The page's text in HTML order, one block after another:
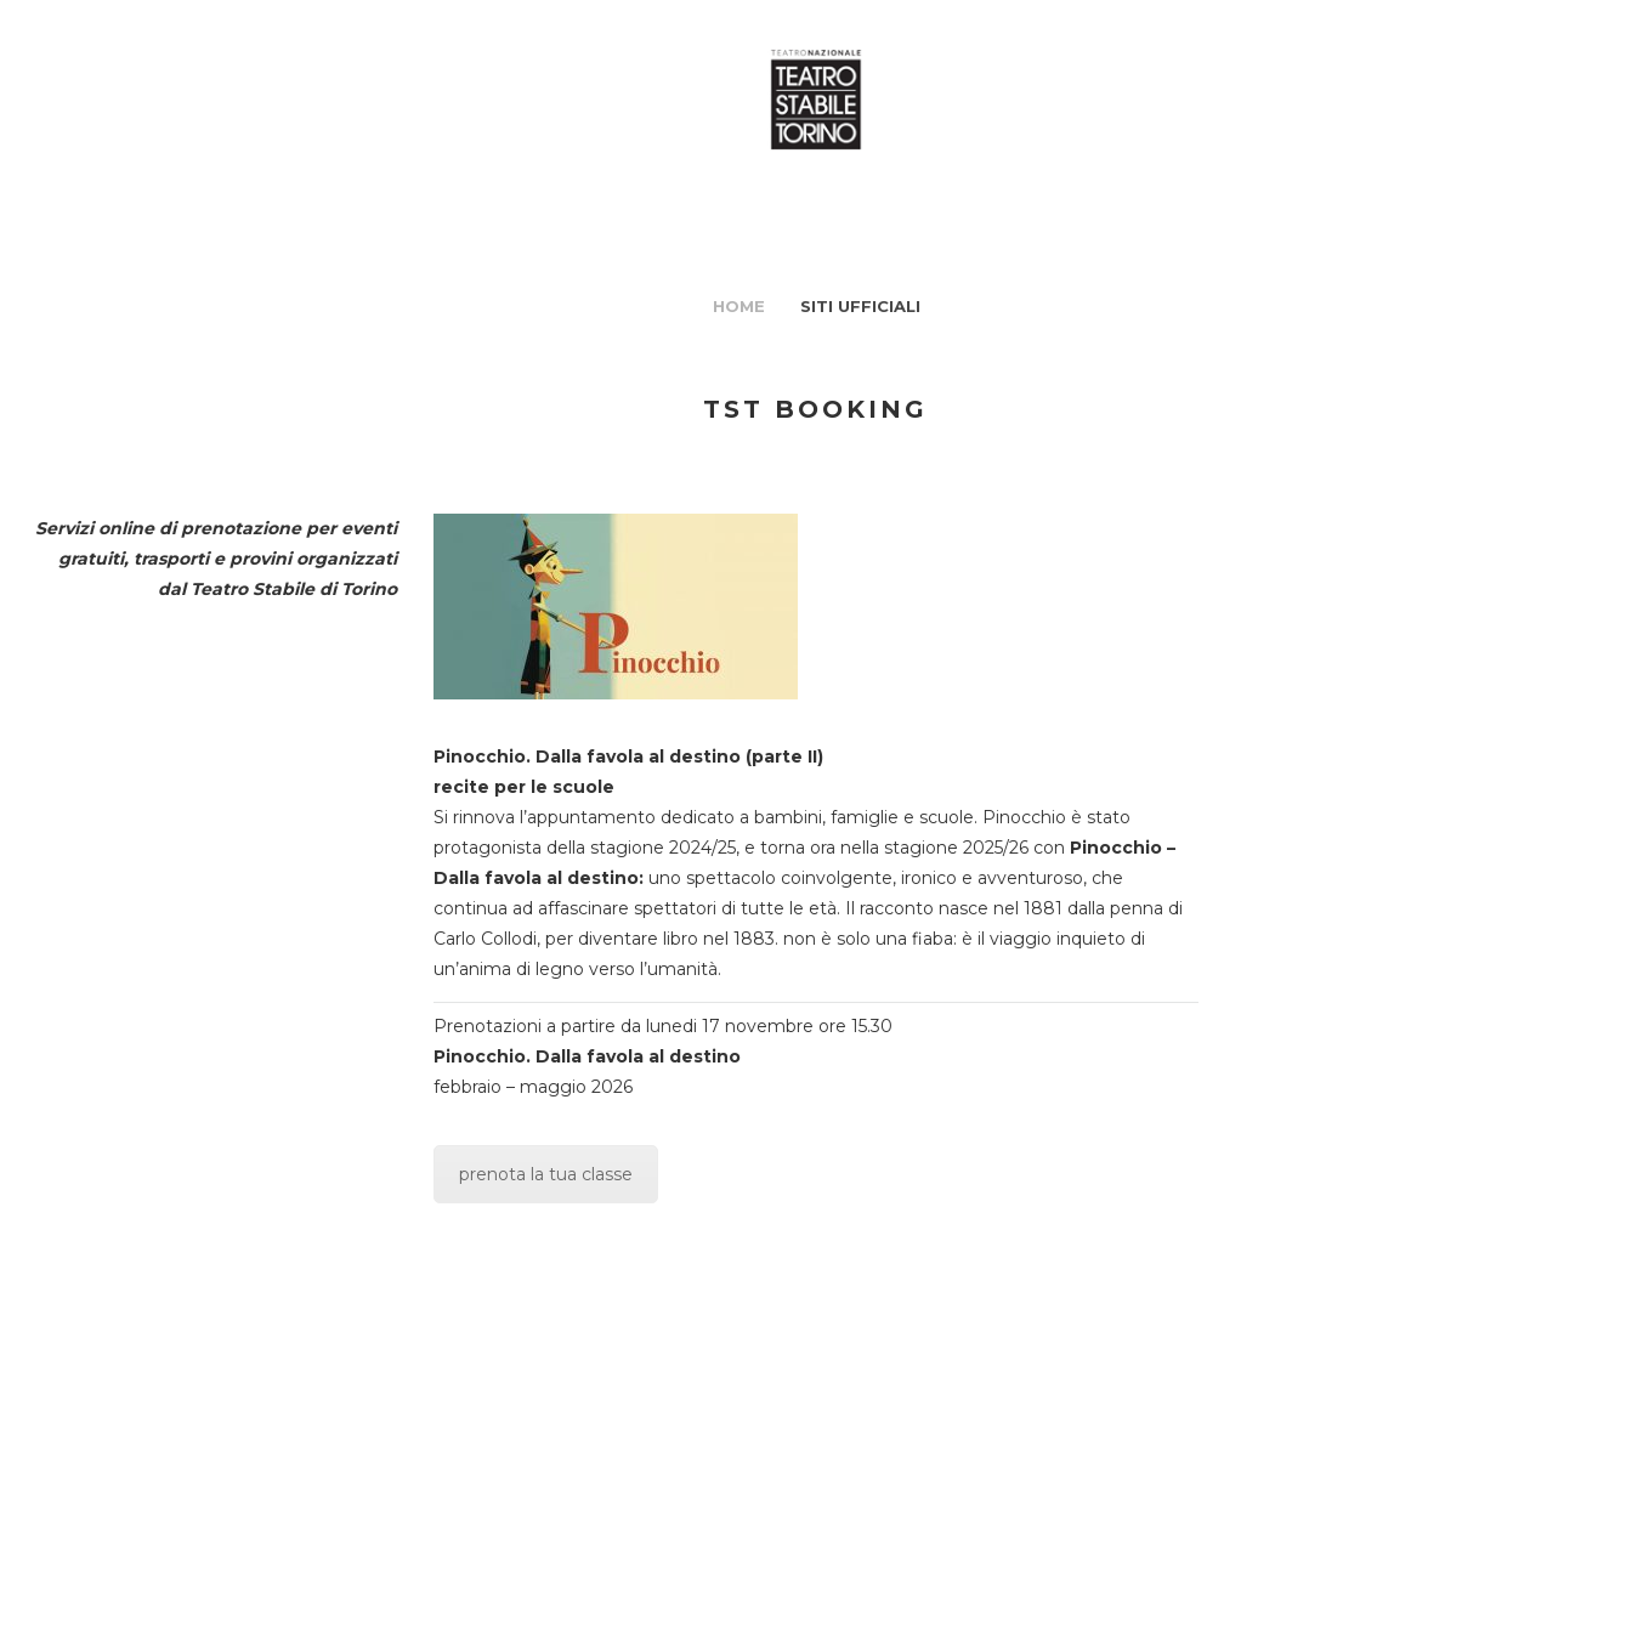
HOME SITI UFFICIALI
TST BOOKING
Servizi online di prenotazione per eventi
gratuiti, trasporti e provini organizzati
dal Teatro Stabile di Torino
Pinocchio. Dalla favola al destino (parte II)
recite per le scuole
Si rinnova l’appuntamento dedicato a bambini, famiglie e scuole. Pinocchio è stato
protagonista della stagione 2024/25, e torna ora nella stagione 2025/26 con Pinocchio –
Dalla favola al destino:uno spettacolo coinvolgente, ironico e avventuroso, che
continua ad affascinare spettatori di tutte le età. Il racconto nasce nel 1881 dalla penna di
Carlo Collodi, per diventare libro nel 1883. non è solo una fiaba: è il viaggio inquieto di
un’anima di legno verso l’umanità.
Prenotazioni a partire da lunedi 17 novembre ore 15.30
Pinocchio. Dalla favola al destino
febbraio – maggio 2026
prenota la tua classe